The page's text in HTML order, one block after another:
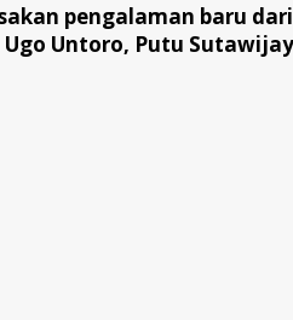
pengalaman baru
Untoro, Putu